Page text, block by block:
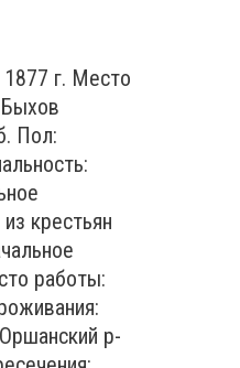
г. Место
Пол:
крестьян
работы:
р-